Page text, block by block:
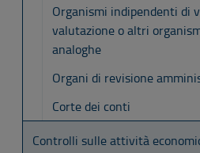
Organismi indipendenti di
valutazione o altri
analoghe
Organi di revisione
Corte dei conti
Controlli sulle attività